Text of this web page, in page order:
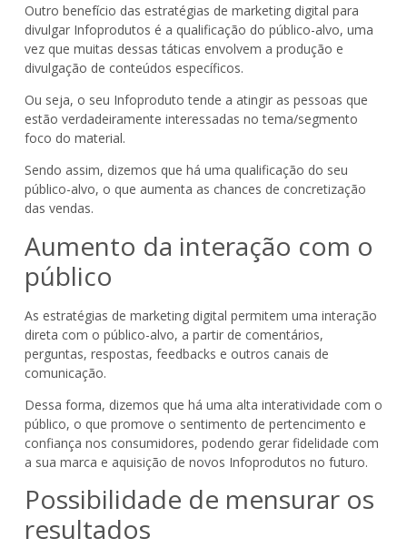
Outro benefício das estratégias de marketing digital para
divulgar Infoprodutos é a qualificação do público-alvo, uma
vez que muitas dessas táticas envolvem a produção e
divulgação de conteúdos específicos.
Ou seja, o seu Infoproduto tende a atingir as pessoas que
estão verdadeiramente interessadas no tema/segmento
foco do material.
Sendo assim, dizemos que há uma qualificação do seu
público-alvo, o que aumenta as chances de concretização
das vendas.
Aumento da interação com o
público
As estratégias de marketing digital permitem uma interação
direta com o público-alvo, a partir de comentários,
perguntas, respostas, feedbacks e outros canais de
comunicação.
Dessa forma, dizemos que há uma alta interatividade com o
público, o que promove o sentimento de pertencimento e
confiança nos consumidores, podendo gerar fidelidade com
a sua marca e aquisição de novos Infoprodutos no futuro.
Possibilidade de mensurar os
resultados